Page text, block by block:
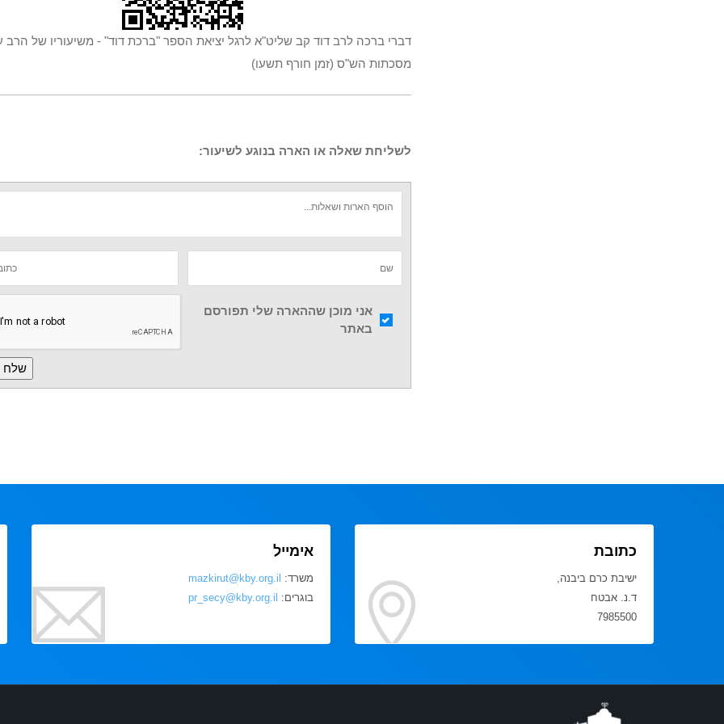
דברי ברכה לרב דוד קב שליט"א לרגל יציאת הספר "ברכת דוד" - משיעוריו של הרב
מסכתות הש"ס (זמן חורף תשעו)
לשליחת שאלה או הארה בנוגע לשיעור:
אני מוכן שההארה שלי תפורסם
באתר
כתובת
ישיבת כרם ביבנה,
ד.נ. אבטח
7985500
אימייל
משרד: mazkirut@kby.org.il
בוגרים: pr_secy@kby.org.il